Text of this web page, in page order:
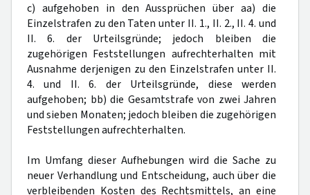
c) aufgehoben in den Aussprüchen über aa) die
Einzelstrafen zu den Taten unter II. 1., II. 2., II. 4. und
II. 6. der Urteilsgründe; jedoch bleiben die
zugehörigen Feststellungen aufrechterhalten mit
Ausnahme derjenigen zu den Einzelstrafen unter II.
4. und II. 6. der Urteilsgründe, diese werden
aufgehoben; bb) die Gesamtstrafe von zwei Jahren
und sieben Monaten; jedoch bleiben die zugehörigen
Feststellungen aufrechterhalten.
Im Umfang dieser Aufhebungen wird die Sache zu
neuer Verhandlung und Entscheidung, auch über die
verbleibenden Kosten des Rechtsmittels, an eine